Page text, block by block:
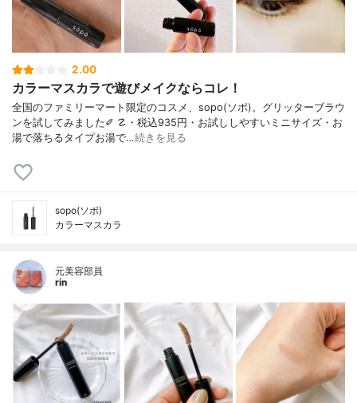
2.00
カラーマスカラで遊びメイクならコレ！
全国のファミリーマート限定のコスメ、sopo(ソポ)。グリッターブラウ
ンを試してみました✐ ☡・税込935円・お試ししやすいミニサイズ・お
湯で落ちるタイプお湯で…続きを見る
sopo(ソポ)
カラーマスカラ
元美容部員
rin